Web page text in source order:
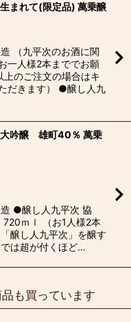
まれて(限定品) 萬乗醸
（九平次のお酒に関
一人様2本まででお願
のご注文の場合はキ
だきます） ●醸し人九
吟醸 雄町40％ 萬乗
●醸し人九平次 協
ｍｌ （お1人様2本
醸し人九平次」を醸す
は超が付くほど…
も買っています